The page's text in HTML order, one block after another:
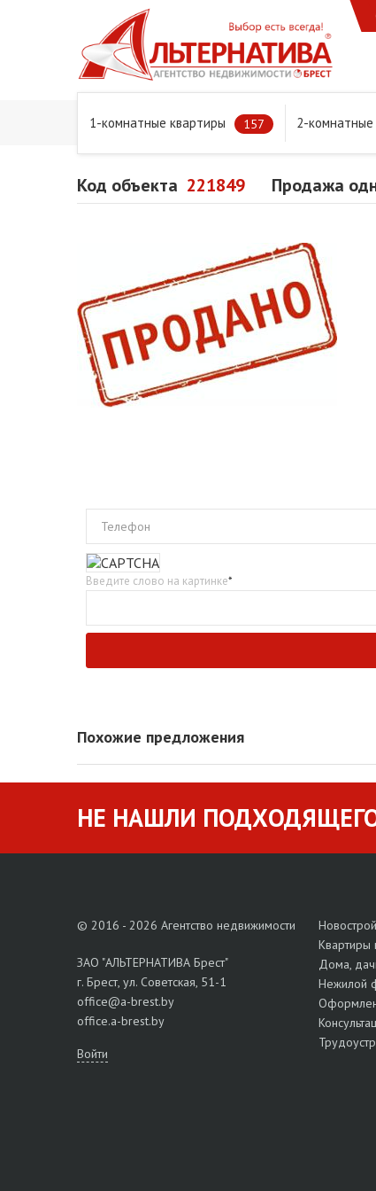
1-комнатные квартиры 157 2-комнатные
Главная Предложения Квартиры Продажа
Код объекта 221849 Продажа
Телефон
Введите слово на картинке*
Похожие предложения
НЕ НАШЛИ
© 2016 - 2026 Агентство недвижимости
ЗАО "АЛЬТЕРНАТИВА Брест"
г. Брест, ул. Советская, 51-1
office@a-brest.by
office.a-brest.by
Войти
Квартиры
Дома,
Нежилой